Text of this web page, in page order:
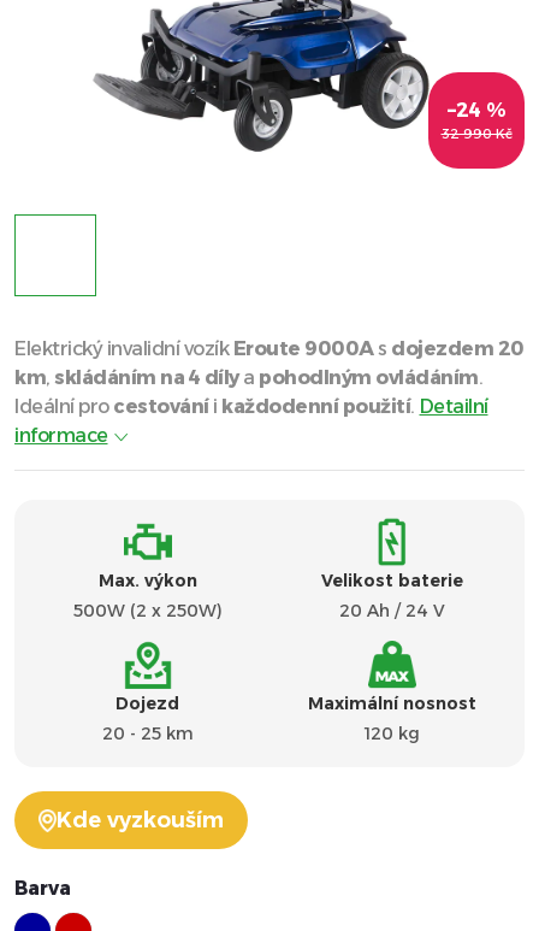
32 990 Kč
–24 %
Elektrický invalidní vozík Eroute 9000As dojezdem 20
km, skládáním na 4 dílya pohodlným ovládáním.
Ideální pro cestováníi každodenní použití. Detailní
informace
Max. výkon
500W (2 x 250W)
Velikost baterie
20 Ah / 24 V
Dojezd
20 - 25 km
Maximální nosnost
120 kg
Kde vyzkouším
Barva